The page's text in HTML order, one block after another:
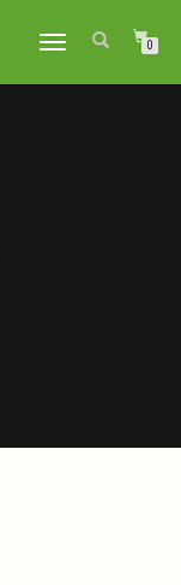
DÉPLIER
NAVIGATION
0